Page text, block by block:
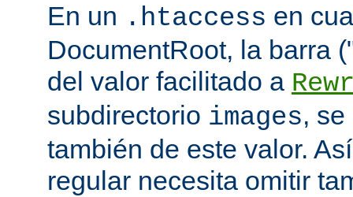
En un .htaccess en
DocumentRoot, la barra
del valor facilitado a
subdirectorio images,
también de este valor.
regular necesita omitir